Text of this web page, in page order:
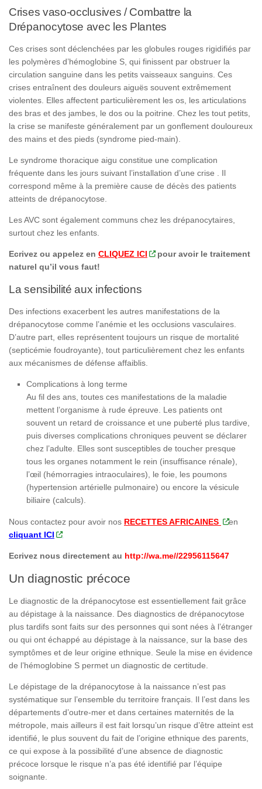
Crises vaso-occlusives / Combattre la
Drépanocytose avec les Plantes
Ces crises sont déclenchées par les globules rouges rigidifiés par
les polymères d’hémoglobine S, qui finissent par obstruer la
circulation sanguine dans les petits vaisseaux sanguins. Ces
crises entraînent des douleurs aiguës souvent extrêmement
violentes. Elles affectent particulièrement les os, les articulations
des bras et des jambes, le dos ou la poitrine. Chez les tout petits,
la crise se manifeste généralement par un gonflement douloureux
des mains et des pieds (syndrome pied-main).
Le syndrome thoracique aigu constitue une complication
fréquente dans les jours suivant l’installation d’une crise . Il
correspond même à la première cause de décès des patients
atteints de drépanocytose.
Les AVC sont également communs chez les drépanocytaires,
surtout chez les enfants.
Ecrivez ou appelez en CLIQUEZ ICI
pour avoir le traitement
naturel qu’il vous faut!
La sensibilité aux infections
Des infections exacerbent les autres manifestations de la
drépanocytose comme l’anémie et les occlusions vasculaires.
D’autre part, elles représentent toujours un risque de mortalité
(septicémie foudroyante), tout particulièrement chez les enfants
aux mécanismes de défense affaiblis.
Complications à long terme
Au fil des ans, toutes ces manifestations de la maladie
mettent l’organisme à rude épreuve. Les patients ont
souvent un retard de croissance et une puberté plus tardive,
puis diverses complications chroniques peuvent se déclarer
chez l’adulte. Elles sont susceptibles de toucher presque
tous les organes notamment le rein (insuffisance rénale),
l’œil (hémorragies intraoculaires), le foie, les poumons
(hypertension artérielle pulmonaire) ou encore la vésicule
biliaire (calculs).
Nous contactez pour avoir nos RECETTES AFRICAINES
en
cliquant ICI
Ecrivez nous directement au http://wa.me//22956115647
Un diagnostic précoce
Le diagnostic de la drépanocytose est essentiellement fait grâce
au dépistage à la naissance. Des diagnostics de drépanocytose
plus tardifs sont faits sur des personnes qui sont nées à l’étranger
ou qui ont échappé au dépistage à la naissance, sur la base des
symptômes et de leur origine ethnique. Seule la mise en évidence
de l’hémoglobine S permet un diagnostic de certitude.
Le dépistage de la drépanocytose à la naissance n’est pas
systématique sur l’ensemble du territoire français. Il l’est dans les
départements d’outre-mer et dans certaines maternités de la
métropole, mais ailleurs il est fait lorsqu’un risque d’être atteint est
identifié, le plus souvent du fait de l’origine ethnique des parents,
ce qui expose à la possibilité d’une absence de diagnostic
précoce lorsque le risque n’a pas été identifié par l’équipe
soignante.